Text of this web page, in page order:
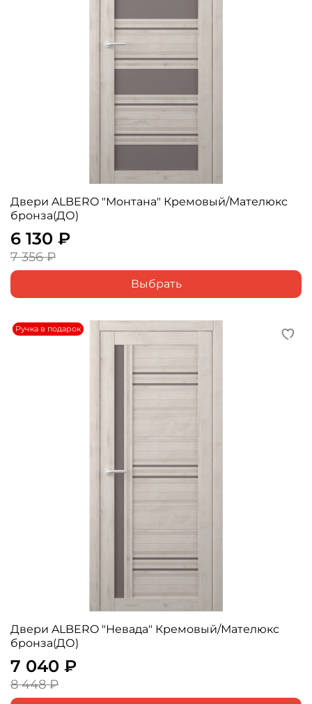
Двери ALBERO "Монтана" Кремовый/Мателюкс
бронза(ДО)
6 130 ₽
7 356 ₽
Выбрать
Ручка в подарок
Двери ALBERO "Невада" Кремовый/Мателюкс
бронза(ДО)
7 040 ₽
8 448 ₽